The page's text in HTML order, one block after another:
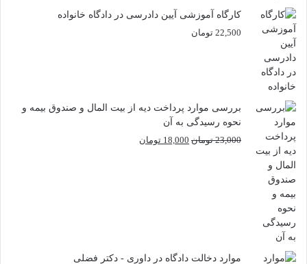
کارگاه آموزشی آیین دادرسی در دادگاه خانواده
22,500 تومان
بررسی موارد پرداخت دیه از بیت المال و صندوق بیمه و
نحوه رسیدگی به آن
23,000 تومان قیمت
18,000 تومان
موارد دخالت دادگاه در داوری - دکتر فضلی